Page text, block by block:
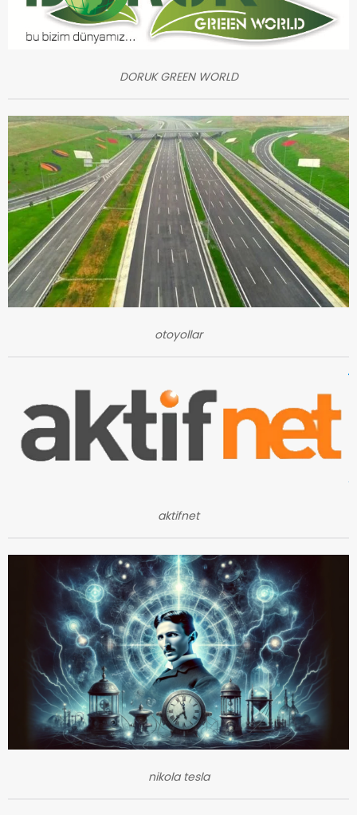
DORUK GREEN WORLD
otoyollar
aktifnet
nikola tesla